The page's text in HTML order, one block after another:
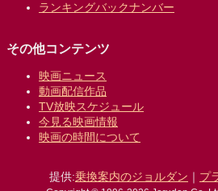
ランキングバックナンバー
その他コンテンツ
映画ニュース
動画配信作品
TV放映スケジュール
今見る映画情報
映画の時間について
提供:乗換案内のジョルダン ｜ プ